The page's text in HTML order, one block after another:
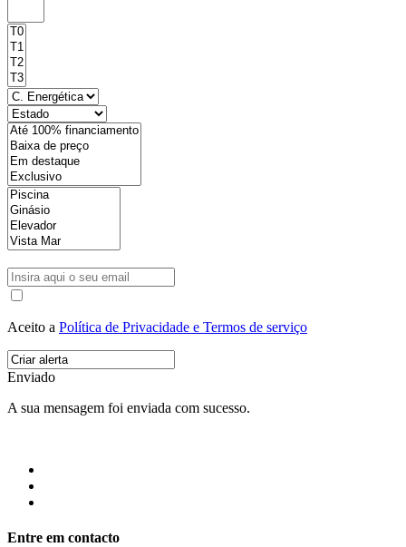
Aceito a Política de Privacidade e Termos de serviço
Enviado
A sua mensagem foi enviada com sucesso.
Entre em contacto